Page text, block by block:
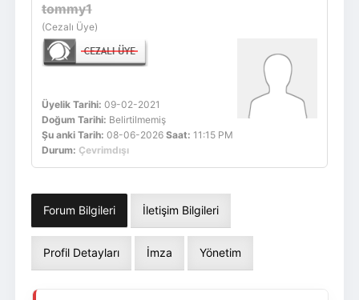
tommy1
(Cezalı Üye)
Üyelik Tarihi: 09-02-2021
Doğum Tarihi: Belirtilmemiş
Şu anki Tarih: 08-06-2026 Saat: 11:15 PM
Durum: Çevrimdışı
Forum Bilgileri İletişim Bilgileri
Profil Detayları İmza Yönetim